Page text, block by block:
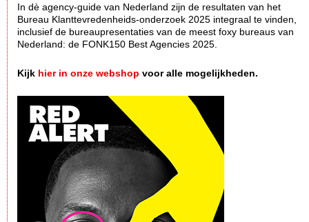
In dè agency-guide van Nederland zijn de resultaten van het
Bureau Klanttevredenheids-onderzoek 2025 integraal te vinden,
inclusief de bureaupresentaties van de meest foxy bureaus van
Nederland: de FONK150 Best Agencies 2025.
Kijk hier in onze webshop voor alle mogelijkheden.